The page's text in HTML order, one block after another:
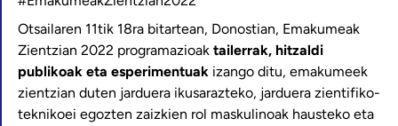
Otsailaren 11tik 18ra bitartean, Donostian, Emakumeak
Zientzian 2022 programazioak tailerrak, hitzaldi
publikoak eta esperimentuak izango ditu, emakumeek
zientzian duten jarduera ikusarazteko, jarduera zientifiko-
teknikoei egozten zaizkien rol maskulinoak hausteko eta